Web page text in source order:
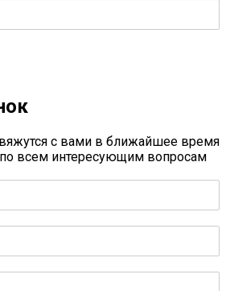
с вами в ближайшее время
всем интересующим вопросам